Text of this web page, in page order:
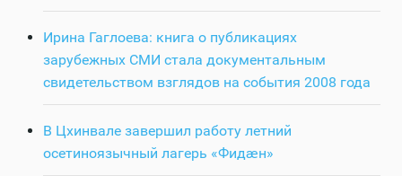
Ирина Гаглоева: книга о публикациях
зарубежных СМИ стала документальным
свидетельством взглядов на события 2008 года
В Цхинвале завершил работу летний
осетиноязычный лагерь «Фидӕн»